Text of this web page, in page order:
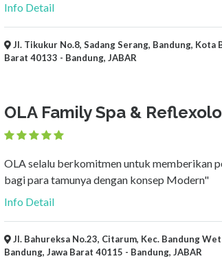
Info Detail
Jl. Tikukur No.8, Sadang Serang, Bandung, Kota
Barat 40133 - Bandung, JABAR
OLA Family Spa &
OLA selalu berkomitmen untuk memberikan
bagi para tamunya dengan konsep Modern"
Info Detail
Jl. Bahureksa No.23, Citarum, Kec. Bandung
Bandung, Jawa Barat 40115 - Bandung, JABAR